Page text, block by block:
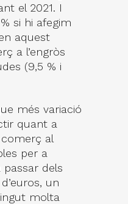
el 2021. I
si hi afegim
aquest
a l’engròs
(9,5 % i
més variació
quant a
al
per a
passar dels
un
molta